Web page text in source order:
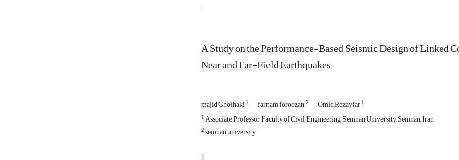
A Study on the Performance-Based Seismic Design of Linked
Near and Far-Field Earthquakes
majid Gholhaki1 farnam foroozan2 Omid Rezayfar1
1Associate Professor, Faculty of Civil Engineering, Semnan University, Semnan, Iran
2semnan university